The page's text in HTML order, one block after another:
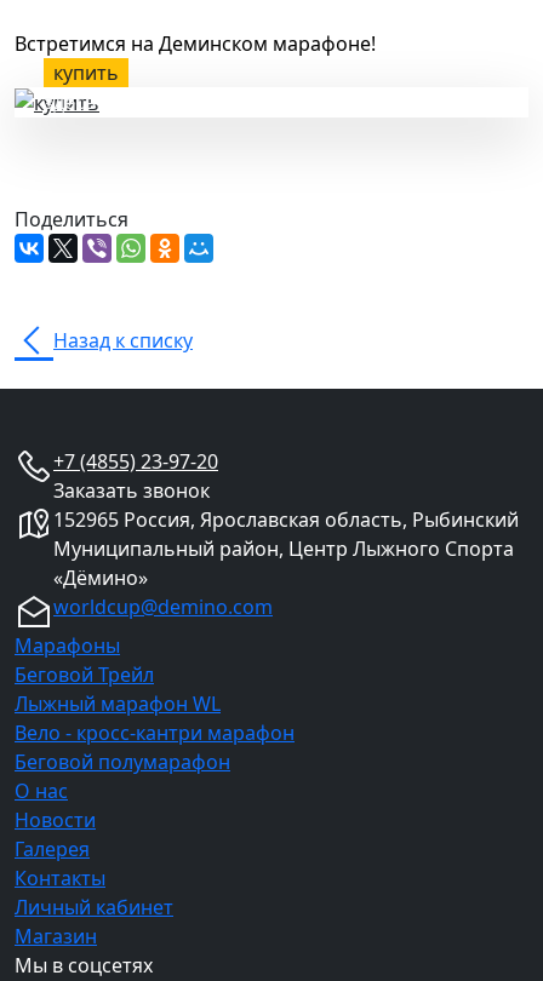
Встретимся на Деминском марафоне!
купить
здесь
Поделиться
Назад к списку
+7 (4855) 23-97-20
Заказать звонок
152965 Россия, Ярославская область, Рыбинский
Муниципальный район, Центр Лыжного Спорта
«Дёмино»
worldcup@demino.com
Марафоны
Беговой Трейл
Лыжный марафон WL
Вело - кросс-кантри марафон
Беговой полумарафон
О нас
Новости
Галерея
Контакты
Личный кабинет
Магазин
Мы в соцсетях